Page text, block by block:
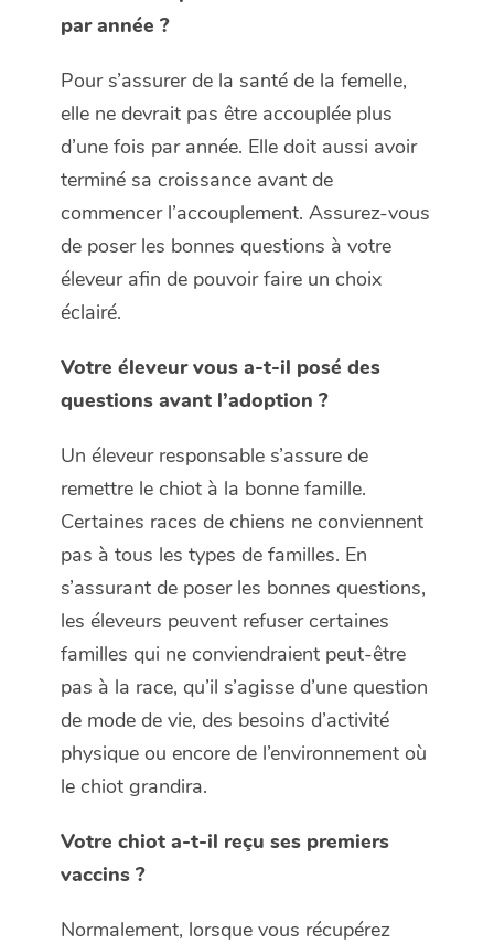
par année ?
Pour s’assurer de la santé de la femelle,
elle ne devrait pas être accouplée plus
d’une fois par année. Elle doit aussi avoir
terminé sa croissance avant de
commencer l’accouplement. Assurez-vous
de poser les bonnes questions à votre
éleveur afin de pouvoir faire un choix
éclairé.
Votre éleveur vous a-t-il posé des
questions avant l’adoption ?
Un éleveur responsable s’assure de
remettre le chiot à la bonne famille.
Certaines races de chiens ne conviennent
pas à tous les types de familles. En
s’assurant de poser les bonnes questions,
les éleveurs peuvent refuser certaines
familles qui ne conviendraient peut-être
pas à la race, qu’il s’agisse d’une question
de mode de vie, des besoins d’activité
physique ou encore de l’environnement où
le chiot grandira.
Votre chiot a-t-il reçu ses premiers
vaccins ?
Normalement, lorsque vous récupérez